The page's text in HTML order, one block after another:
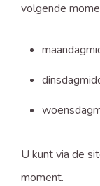
volgende
U kunt via de
moment.